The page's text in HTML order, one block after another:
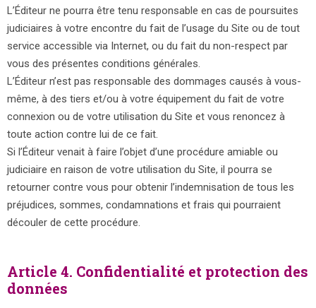
L’Éditeur ne pourra être tenu responsable en cas de poursuites
judiciaires à votre encontre du fait de l’usage du Site ou de tout
service accessible via Internet, ou du fait du non-respect par
vous des présentes conditions générales.
L’Éditeur n’est pas responsable des dommages causés à vous-
même, à des tiers et/ou à votre équipement du fait de votre
connexion ou de votre utilisation du Site et vous renoncez à
toute action contre lui de ce fait.
Si l’Éditeur venait à faire l’objet d’une procédure amiable ou
judiciaire en raison de votre utilisation du Site, il pourra se
retourner contre vous pour obtenir l’indemnisation de tous les
préjudices, sommes, condamnations et frais qui pourraient
découler de cette procédure.
Article 4. Confidentialité et protection des
données